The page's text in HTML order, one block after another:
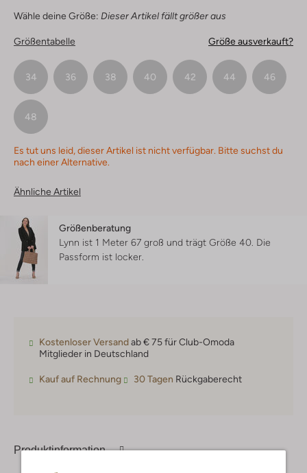
Wähle deine Größe: Dieser Artikel fällt größer aus
Größentabelle Größe ausverkauft?
34 36 38 40 42 44 46
48
Es tut uns leid, dieser Artikel ist nicht verfügbar. Bitte suchst du
nach einer Alternative.
Ähnliche Artikel
Größenberatung
Lynn ist 1 Meter 67 groß und trägt Größe 40. Die
Passform ist locker
Kostenloser Versandab € 75 für Club-Omoda
Mitglieder in Deutschland
Kauf auf Rechnung 30 Tagen Rückgaberecht
Produktinformation